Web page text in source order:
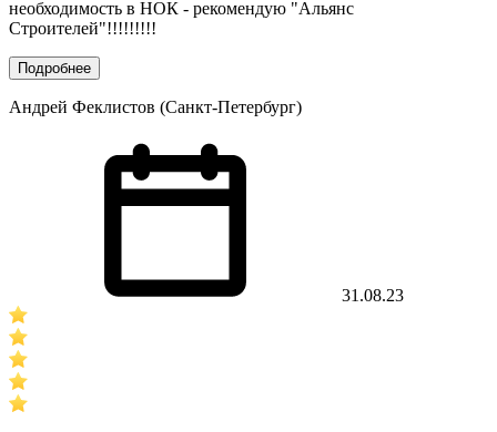
необходимость в НОК - рекомендую "Альянс
Строителей"!!!!!!!!!
Подробнее
Андрей Феклистов (Санкт-Петербург)
31.08.23